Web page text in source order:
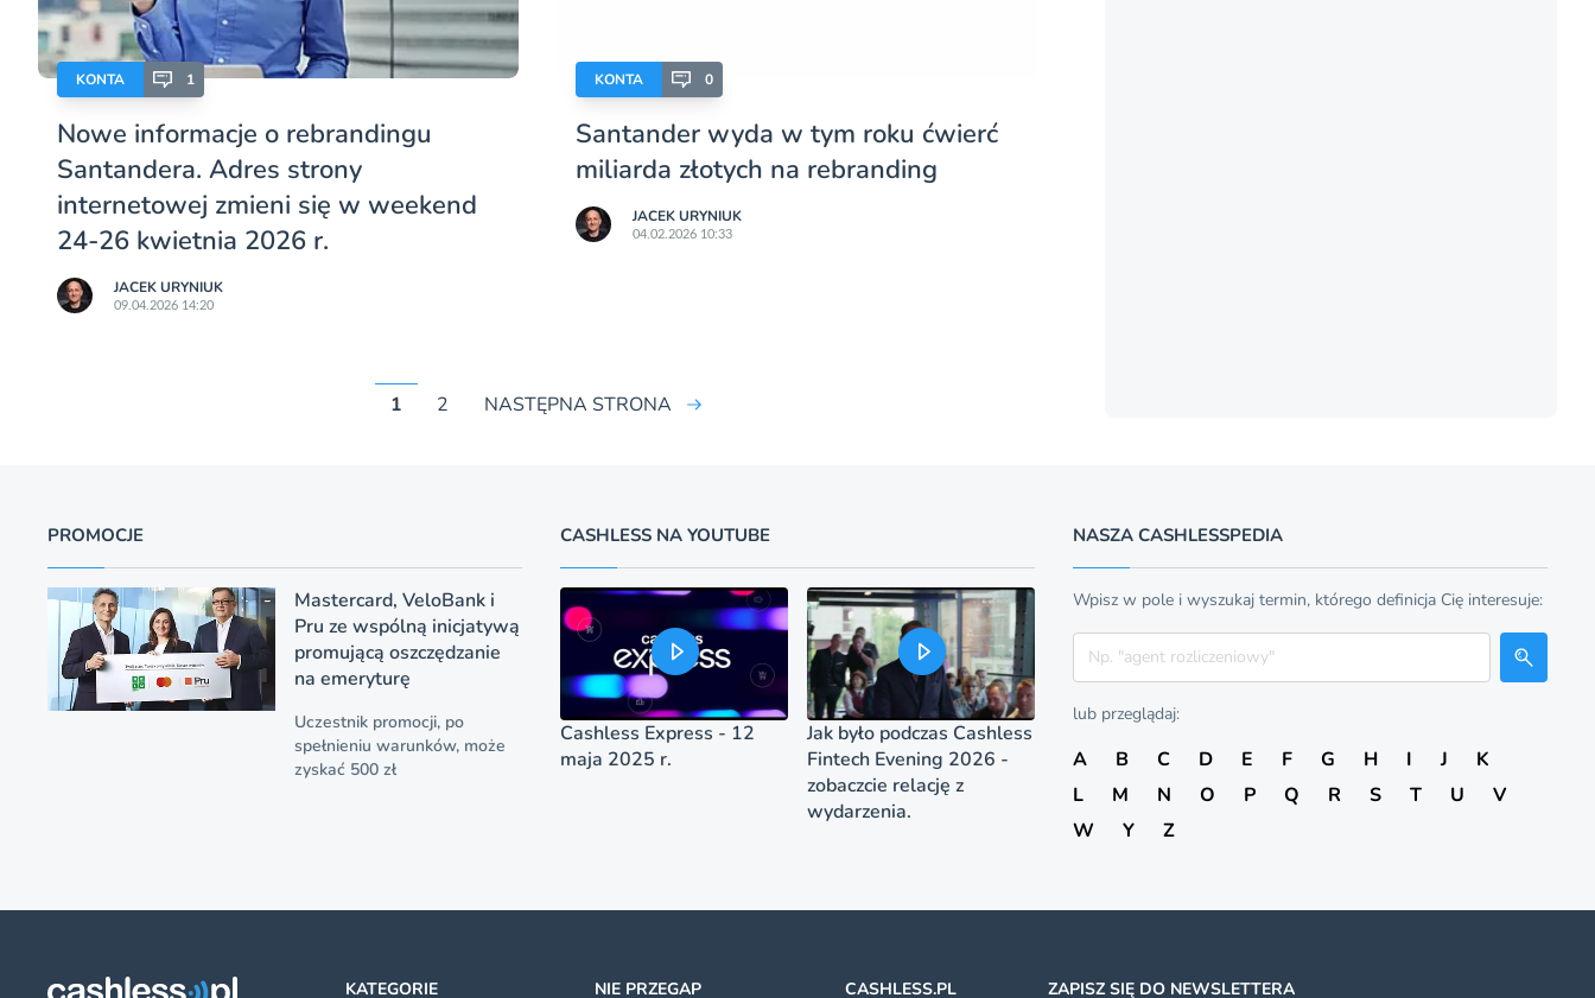
KONTA 1
Nowe informacje o rebrandingu
Santandera. Adres strony
internetowej zmieni się w weekend
24-26 kwietnia 2026 r.
JACEK URYNIUK
09.04.2026 14:20
KONTA 0
Santander wyda w tym roku ćwierć
miliarda złotych na rebranding
JACEK URYNIUK
04.02.2026 10:33
1 2 NASTĘPNA STRONA
PROMOCJE
Mastercard, VeloBank i
Pru ze wspólną inicjatywą
promującą oszczędzanie
na emeryturę
Uczestnik promocji, po
spełnieniu warunków, może
zyskać 500 zł
CASHLESS NA YOUTUBE
Cashless Express - 12
maja 2025 r.
Jak było podczas Cashless
Fintech Evening 2026 -
zobaczcie relację z
wydarzenia.
NASZA CASHLESSPEDIA
Wpisz w pole i wyszukaj termin, którego definicja Cię interesuje:
Szukaj
lub przeglądaj:
A B C D E F G H I J
K
L
M N O P Q R S T U
V
W
Y Z
KATEGORIE NIE PRZEGAP CASHLESS.PL ZAPISZ SIĘ DO NEWSLETTERA